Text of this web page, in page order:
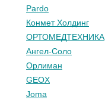
Pardo
Конмет Холдинг
ОРТОМЕДТЕХНИКА
Ангел-Соло
Орлиман
GEOX
Joma